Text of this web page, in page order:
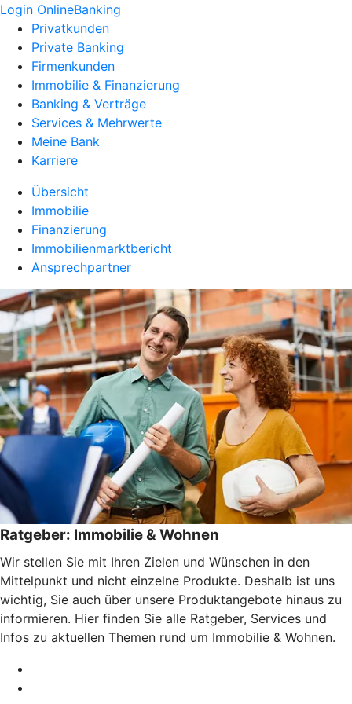
Login OnlineBanking
Privatkunden
Private Banking
Firmenkunden
Immobilie & Finanzierung
Banking & Verträge
Services & Mehrwerte
Meine Bank
Karriere
Übersicht
Immobilie
Finanzierung
Immobilienmarktbericht
Ansprechpartner
Ratgeber: Immobilie & Wohnen
Wir stellen Sie mit Ihren Zielen und Wünschen in den
Mittelpunkt und nicht einzelne Produkte. Deshalb ist uns
wichtig, Sie auch über unsere Produktangebote hinaus zu
informieren. Hier finden Sie alle Ratgeber, Services und
Infos zu aktuellen Themen rund um Immobilie & Wohnen.